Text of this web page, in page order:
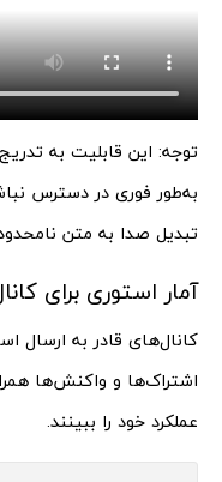
توجه: این قابلیت به
به‌طور فوری در دسترس
تبدیل صدا به متن
آمار استوری برای
کانال‌های قادر به ارسال
اشتراک‌ها و واکنش‌ها
عملکرد خود را ببینند.